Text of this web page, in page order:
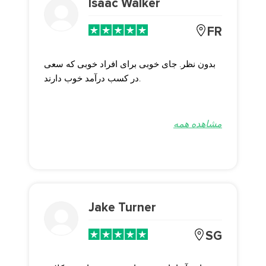
Isaac Walker
FR
بدون نظر. جای خوبی برای افراد خوبی که سعی
در کسب درآمد خوب دارند.
مشاهده همه
Jake Turner
SG